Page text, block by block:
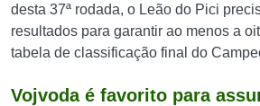
desta 37ª rodada, o Leão do Pici
resultados para garantir ao menos a
tabela de classificação final do
Vojvoda é favorito para